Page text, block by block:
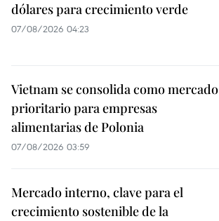
dólares para crecimiento verde
07/08/2026 04:23
Vietnam se consolida como mercado
prioritario para empresas
alimentarias de Polonia
07/08/2026 03:59
Mercado interno, clave para el
crecimiento sostenible de la